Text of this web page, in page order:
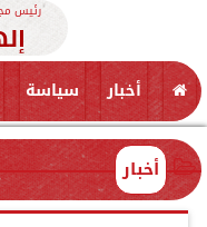
رئيس
أخبار سياسة
أخبار